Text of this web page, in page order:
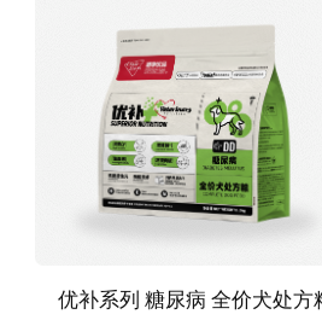
优补系列 糖尿病 全价犬处方